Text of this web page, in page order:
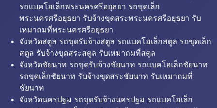
รถแบคโฮเล็กพระนครศรีอยุธยา รถขุดเล็ก
พระนครศรีอยุธยา รับจ้างขุดสระพระนครศรีอยุธยา รับ
เหมาถมที่พระนครศรีอยุธยา
จังหวัดสตูล รถขุดรับจ้างสตูล รถแบคโฮเล็กสตูล รถขุดเล็ก
สตูล รับจ้างขุดสระสตูล รับเหมาถมที่สตูล
จังหวัดชัยนาท รถขุดรับจ้างชัยนาท รถแบคโฮเล็กชัยนาท
รถขุดเล็กชัยนาท รับจ้างขุดสระชัยนาท รับเหมาถมที่
ชัยนาท
จังหวัดนครปฐม รถขุดรับจ้างนครปฐม รถแบคโฮเล็ก